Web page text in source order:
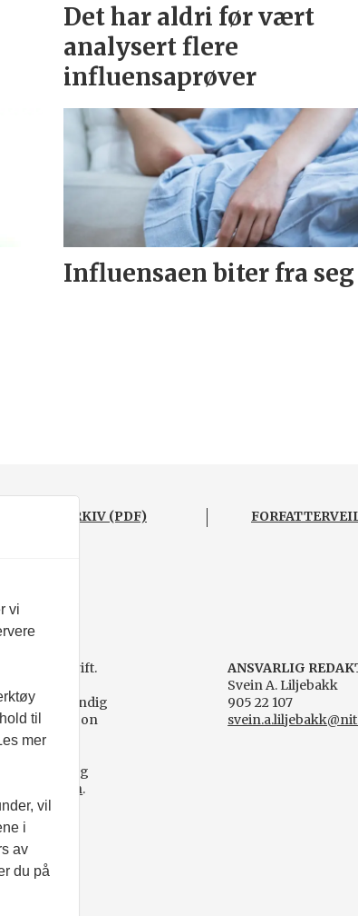
Det har aldri før vært
analysert flere
influensaprøver
Influensaen biter fra seg
BLADARKIV (PDF)
fagtidsskrift.
en selvstendig
og
.
ANSVARLIG
Svein A. Liljebakk
905 22 107
vi
til
mer
vil
i
av
du på